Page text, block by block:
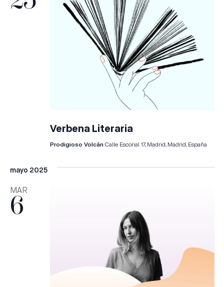
Verbena Literaria
Prodigioso Volcán Calle Escorial 17, Madrid, Madrid, España
mayo 2025
MAR
6